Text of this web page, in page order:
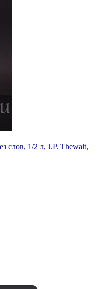
слов, 1/2 л, J.P. Thewalt,